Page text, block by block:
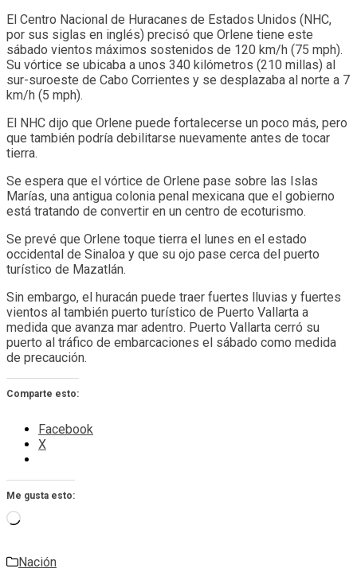
El Centro Nacional de Huracanes de Estados Unidos (NHC,
por sus siglas en inglés) precisó que Orlene tiene este
sábado vientos máximos sostenidos de 120 km/h (75 mph).
Su vórtice se ubicaba a unos 340 kilómetros (210 millas) al
sur-suroeste de Cabo Corrientes y se desplazaba al norte a 7
km/h (5 mph).
El NHC dijo que Orlene puede fortalecerse un poco más, pero
que también podría debilitarse nuevamente antes de tocar
tierra.
Se espera que el vórtice de Orlene pase sobre las Islas
Marías, una antigua colonia penal mexicana que el gobierno
está tratando de convertir en un centro de ecoturismo.
Se prevé que Orlene toque tierra el lunes en el estado
occidental de Sinaloa y que su ojo pase cerca del puerto
turístico de Mazatlán.
Sin embargo, el huracán puede traer fuertes lluvias y fuertes
vientos al también puerto turístico de Puerto Vallarta a
medida que avanza mar adentro. Puerto Vallarta cerró su
puerto al tráfico de embarcaciones el sábado como medida
de precaución.
Comparte esto:
Facebook
X
Me gusta esto:
Cargando...
Nación